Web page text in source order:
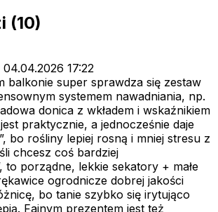
(10)
04.04.2026 17:22
balkonie super sprawdza się zestaw
systemem nawadniania, np.
donica z wkładem i wskaźnikiem
praktycznie, a jednocześnie daje
bo rośliny lepiej rosną i mniej stresu z
chcesz coś bardziej
to porządne, lekkie sekatory + małe
ogrodnicze dobrej jakości
bo tanie szybko się irytująco
Fajnym prezentem jest też